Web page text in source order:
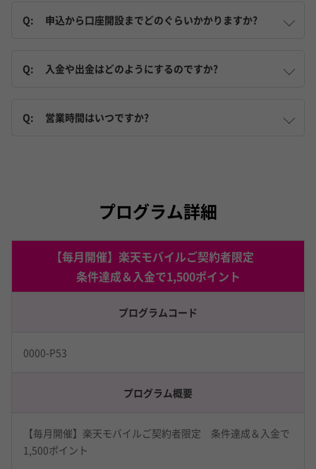
Q: 申込から口座開設までどのぐらいかかりますか?
Q: 入金や出金はどのようにするのですか?
Q: 営業時間はいつですか?
プログラム詳細
【毎月開催】楽天モバイルご契約者限定
条件達成＆入金で1,500ポイント
プログラムコード
0000-P53
プログラム概要
【毎月開催】楽天モバイルご契約者限定 条件達成＆入金で
1,500ポイント